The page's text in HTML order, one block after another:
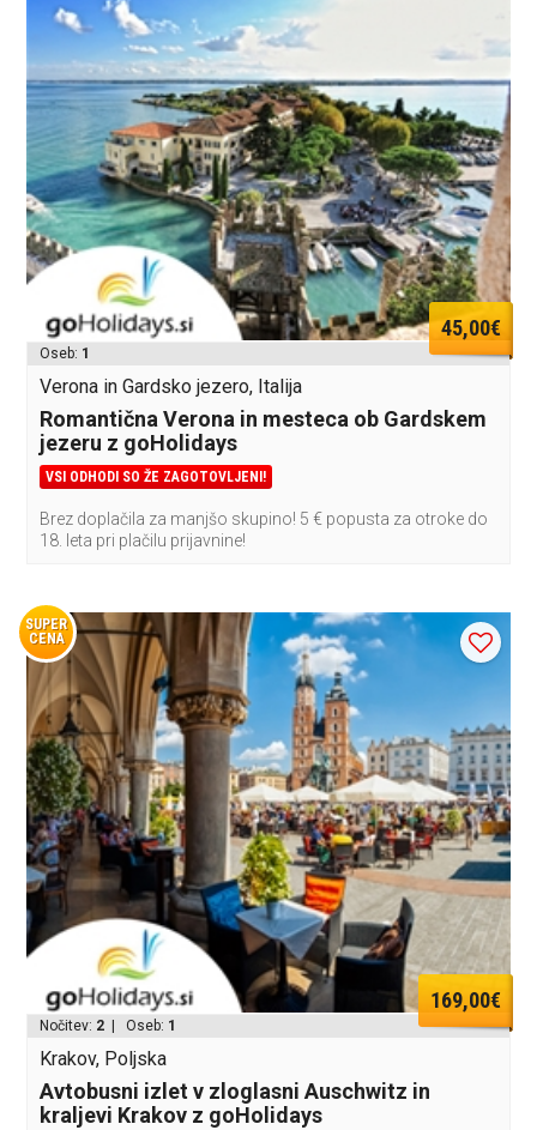
45,00€
Oseb: 1
Verona in Gardsko jezero, Italija
Romantična Verona in mesteca ob Gardskem
jezeru z goHolidays
VSI ODHODI SO ŽE ZAGOTOVLJENI!
Brez doplačila za manjšo skupino! 5 € popusta za otroke do
18. leta pri plačilu prijavnine!
SUPER
CENA
169,00€
Nočitev: 2 | Oseb: 1
Krakov, Poljska
Avtobusni izlet v zloglasni Auschwitz in
kraljevi Krakov z goHolidays